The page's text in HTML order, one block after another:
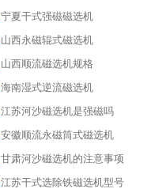
宁夏干式强磁磁选机
山西永磁辊式磁选机
山西顺流磁选机规格
海南湿式逆流磁选机
江苏河沙磁选机是强磁吗
安徽顺流永磁筒式磁选机
甘肃河沙磁选机的注意事项
江苏干式选除铁磁选机型号